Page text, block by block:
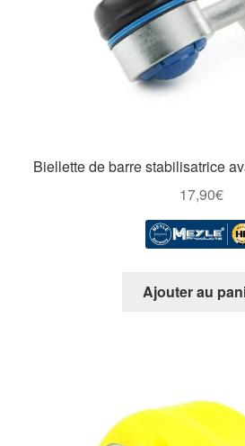
Biellette de barre stabilisatrice
17,90€
Ajouter au